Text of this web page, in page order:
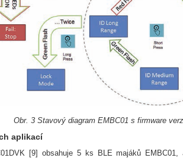
Obr. 3 Stavový diagram EMBC01 s firmware
aplikací
[9] obsahuje 5 ks BLE majáků EMBC01,